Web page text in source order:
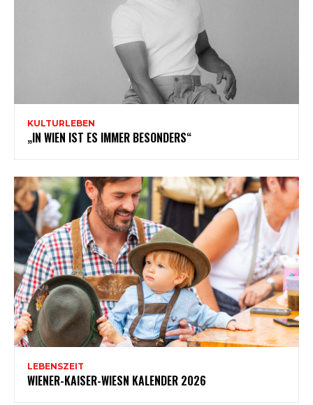
KULTURLEBEN
„IN WIEN IST ES IMMER BESONDERS“
LEBENSZEIT
WIENER-KAISER-WIESN KALENDER 2026